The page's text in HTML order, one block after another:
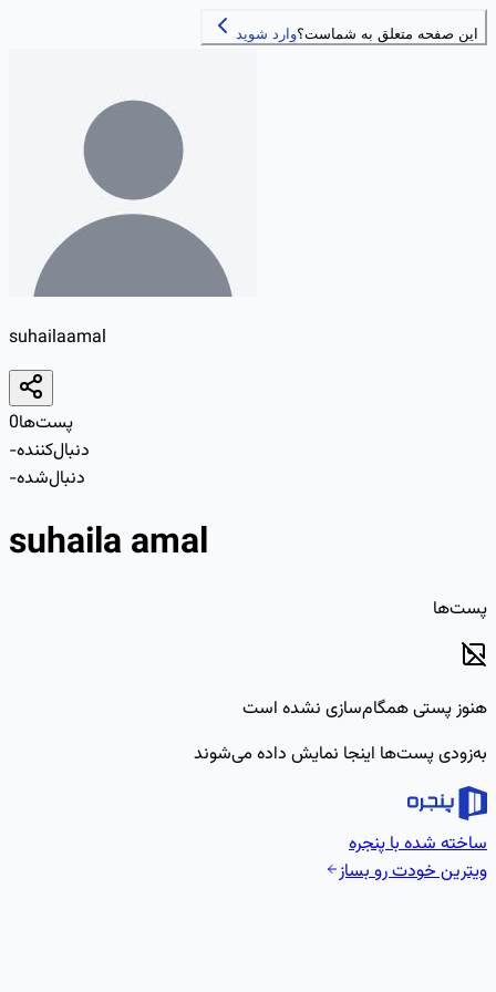
این صفحه متعلق به شماست؟وارد شوید
suhailaamal
0پست‌ها
-دنبال‌کننده
-دنبال‌شده
suhaila amal
پست‌ها
هنوز پستی همگام‌سازی نشده است
به‌زودی پست‌ها اینجا نمایش داده می‌شوند
ساخته شده با پنجره
ویترین خودت رو بساز